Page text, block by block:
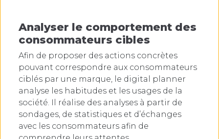
Analyser le comportement des
consommateurs cibles
Afin de proposer des actions concrètes
pouvant correspondre aux consommateurs
ciblés par une marque, le digital planner
analyse les habitudes et les usages de la
société. Il réalise des analyses à partir de
sondages, de statistiques et d’échanges
avec les consommateurs afin de